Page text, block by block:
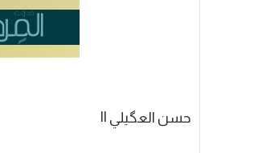
حسن العگيلي ||